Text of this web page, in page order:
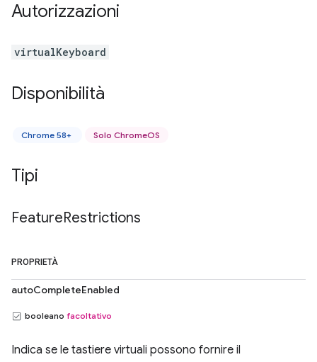
Autorizzazioni
virtualKeyboard
Disponibilità
Chrome 58+ Solo ChromeOS
Tipi
FeatureRestrictions
PROPRIETÀ
autoCompleteEnabled
booleano facoltativo
Indica se le tastiere virtuali possono fornire il